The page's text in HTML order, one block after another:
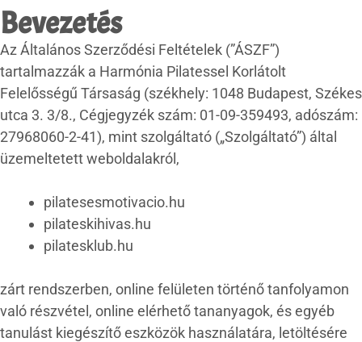
Bevezetés
Az Általános Szerződési Feltételek (”ÁSZF”)
tartalmazzák a Harmónia Pilatessel Korlátolt
Felelősségű Társaság (székhely: 1048 Budapest, Székes
utca 3. 3/8., Cégjegyzék szám: 01-09-359493, adószám:
27968060-2-41), mint szolgáltató („Szolgáltató”) által
üzemeltetett weboldalakról,
pilatesesmotivacio.hu
pilateskihivas.hu
pilatesklub.hu
zárt rendszerben, online felületen történő tanfolyamon
való részvétel, online elérhető tananyagok, és egyéb
tanulást kiegészítő eszközök használatára, letöltésére